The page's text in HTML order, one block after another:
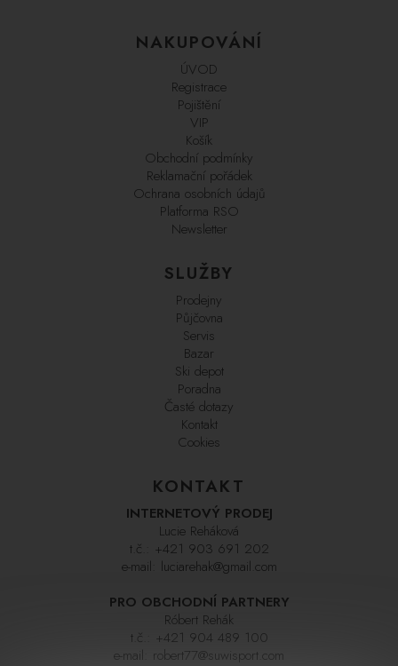
NAKUPOVÁNÍ
ÚVOD
Registrace
Pojištění
VIP
Košík
Obchodní podmínky
Reklamační pořádek
Ochrana osobních údajů
Platforma RSO
Newsletter
SLUŽBY
Prodejny
Půjčovna
Servis
Bazar
Ski depot
Poradna
Časté dotazy
Kontakt
Cookies
KONTAKT
INTERNETOVÝ PRODEJ
Lucie Reháková
t.č.: +421 903 691 202
e-mail: luciarehak@gmail.com
PRO OBCHODNÍ PARTNERY
Róbert Rehák
t.č.:
+421 904 489 100
e-mail: robert77@suwisport.com